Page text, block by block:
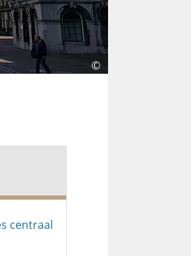
©
centraal